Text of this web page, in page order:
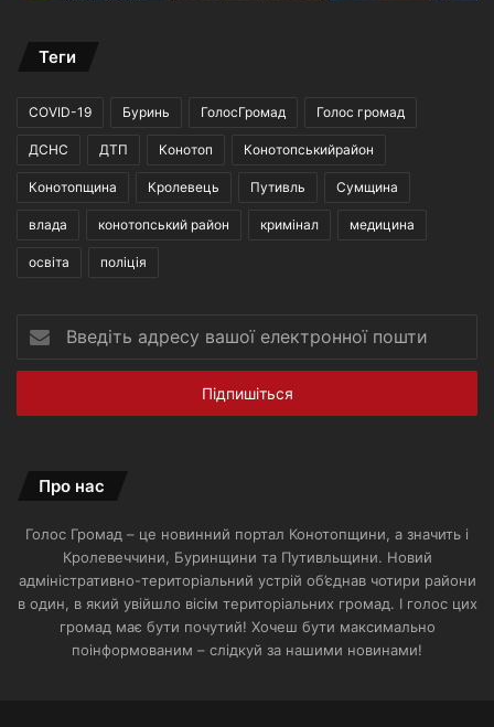
Теги
COVID-19 Буринь ГолосГромад Голос громад
ДСНС ДТП Конотоп Конотопськийрайон
Конотопщина Кролевець Путивль Сумщина
влада конотопський район кримінал медицина
освіта поліція
адресу
вашої
пошти
Про нас
Голос Громад – це новинний портал Конотопщини, а значить і
Кролевеччини, Буринщини та Путивльщини. Новий
адміністративно-територіальний устрій об’єднав чотири райони
в один, в який увійшло вісім територіальних громад. І голос цих
громад має бути почутий! Хочеш бути максимально
поінформованим – слідкуй за нашими новинами!